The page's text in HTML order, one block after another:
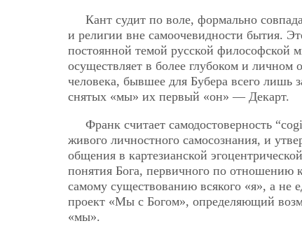
Кант судит по воле, формально
и религии вне самоочевидности бытия.
постоянной темой русской философской
осуществляет в более глубоком и
человека, бывшее для Бубера всего лишь
снятых «мы» их первый «он» — Декарт.
Франк считает самодостоверность
живого личностного самосознания, и
общения в картезианской
понятия Бога, первичного по отношению
самому существованию всякого «я», а не
проект «Мы с Богом», определяющий
«мы».